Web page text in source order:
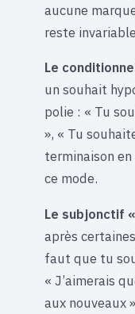
aucune
reste
Le
un souhait
polie : « Tu
», « Tu
terminaison
ce mode.
Le subjonctif
après
faut que tu
« J’aimerais
aux nouveaux